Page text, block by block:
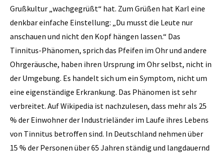
Grußkultur „wachgegrüßt“ hat. Zum Grüßen hat Karl eine
denkbar einfache Einstellung: „Du musst die Leute nur
anschauen und nicht den Kopf hängen lassen.“ Das
Tinnitus-Phänomen, sprich das Pfeifen im Ohr und andere
Ohrgeräusche, haben ihren Ursprung im Ohr selbst, nicht in
der Umgebung. Es handelt sich um ein Symptom, nicht um
eine eigenständige Erkrankung. Das Phänomen ist sehr
verbreitet. Auf Wikipedia ist nachzulesen, dass mehr als 25
% der Einwohner der Industrieländer im Laufe ihres Lebens
von Tinnitus betroffen sind. In Deutschland nehmen über
15 % der Personen über 65 Jahren ständig und langdauernd